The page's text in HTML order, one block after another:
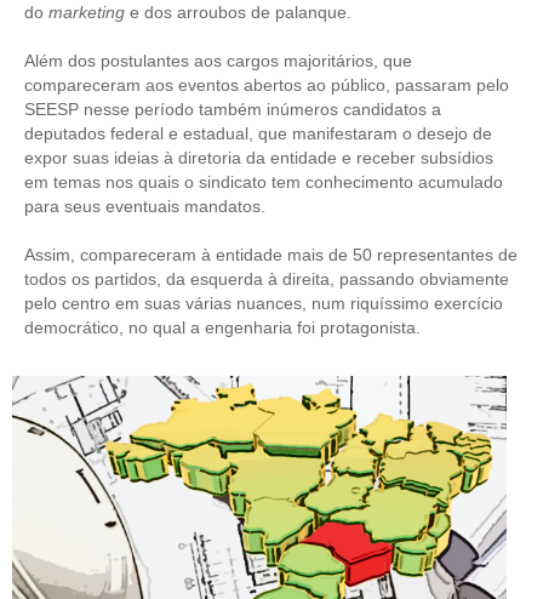
CONTRIBUIÇÕES
CONTRIBUIÇÃO ASSISTENCIAL
CONTRIBUIÇÃO ASSOCIATIVA OU ANUIDADE DE SÓCIO
CONTRIBUIÇÃO SINDICAL URBANA
REVISÃO DE APOSENTADORIA
FGTS EXPURGOS
FGTS CORREÇÃO
LEI 4.950-A/1966 – PISO SALARIAL
LEI 5.194/1966 – REGULAMENTAÇÃO DA PROFISSÃO
LEI 6.496/1977 – ART
RES 1.002/2002 – CÓDIGO DE ÉTICA
do marketing e dos arroubos de palanque.
Além dos postulantes aos cargos majoritários, que
compareceram aos eventos abertos ao público, passaram pelo
SEESP nesse período também inúmeros candidatos a
deputados federal e estadual, que manifestaram o desejo de
expor suas ideias à diretoria da entidade e receber subsídios
em temas nos quais o sindicato tem conhecimento acumulado
para seus eventuais mandatos.
Assim, compareceram à entidade mais de 50 representantes de
todos os partidos, da esquerda à direita, passando obviamente
pelo centro em suas várias nuances, num riquíssimo exercício
democrático, no qual a engenharia foi protagonista.